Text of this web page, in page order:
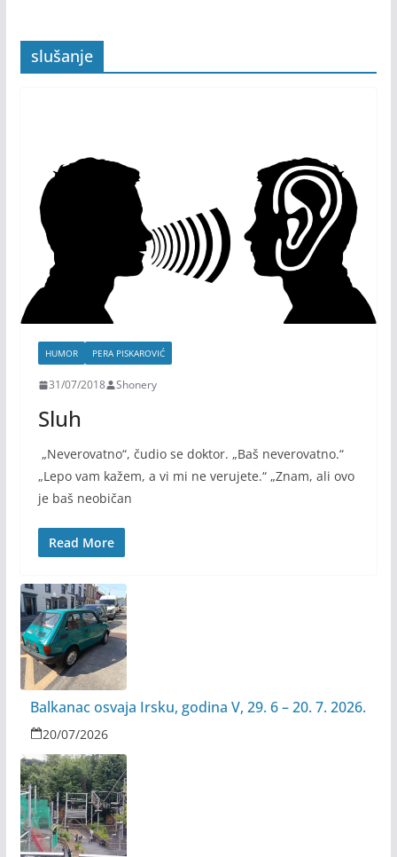
slušanje
HUMOR PERA PISKAROVIĆ
31/07/2018 Shonery
Sluh
„Neverovatno“, čudio se doktor. „Baš neverovatno.“
„Lepo vam kažem, a vi mi ne verujete.“ „Znam, ali ovo
je baš neobičan
Read More
Balkanac osvaja Irsku, godina V, 29. 6 – 20. 7. 2026.
20/07/2026